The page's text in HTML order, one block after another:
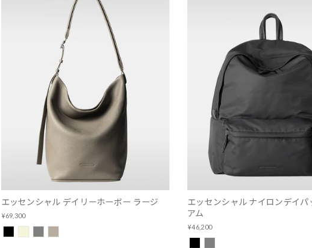
エッセンシャル デイリーホーボー ラージ
¥69,300
エッセンシャル ナイロンデイパ
アム
¥46,200